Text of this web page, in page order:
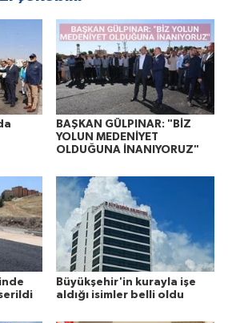
BAŞKAN GÜLPINAR: "BİZ
YOLUN MEDENİYET
OLDUĞUNA İNANIYORUZ"
Büyükşehir'in kurayla işe
aldığı isimler belli oldu